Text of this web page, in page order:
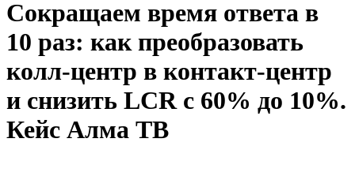
Сокращаем время ответа в
10 раз: как преобразовать
колл-центр в контакт-центр
и снизить LCR с 60% до 10%.
Кейс Алма ТВ